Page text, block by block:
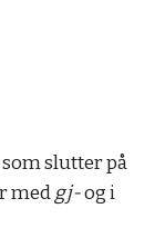
slutter på
medgj-og i